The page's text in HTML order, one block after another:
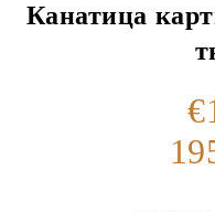
Канатица